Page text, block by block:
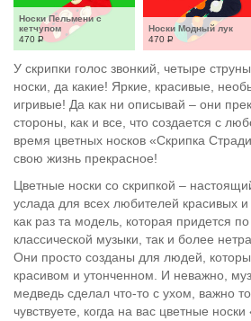
Носки Пельмени с
кетчупом
470 Р
Носки Модный лук
470 Р
У скрипки голос звонкий, четыре
носки, да какие! Яркие, красивые,
игривые! Да как ни описывай – они
стороны, как и все, что создается с
время цветных носков «Скрипка
свою жизнь прекрасное!
Цветные носки со скрипкой –
услада для всех любителей красивых
как раз та модель, которая придется
классической музыки, так и более
Они просто созданы для людей,
красивом и утонченном. И неважно,
медведь сделал что-то с ухом, важно
чувствуете, когда на вас цветные носки